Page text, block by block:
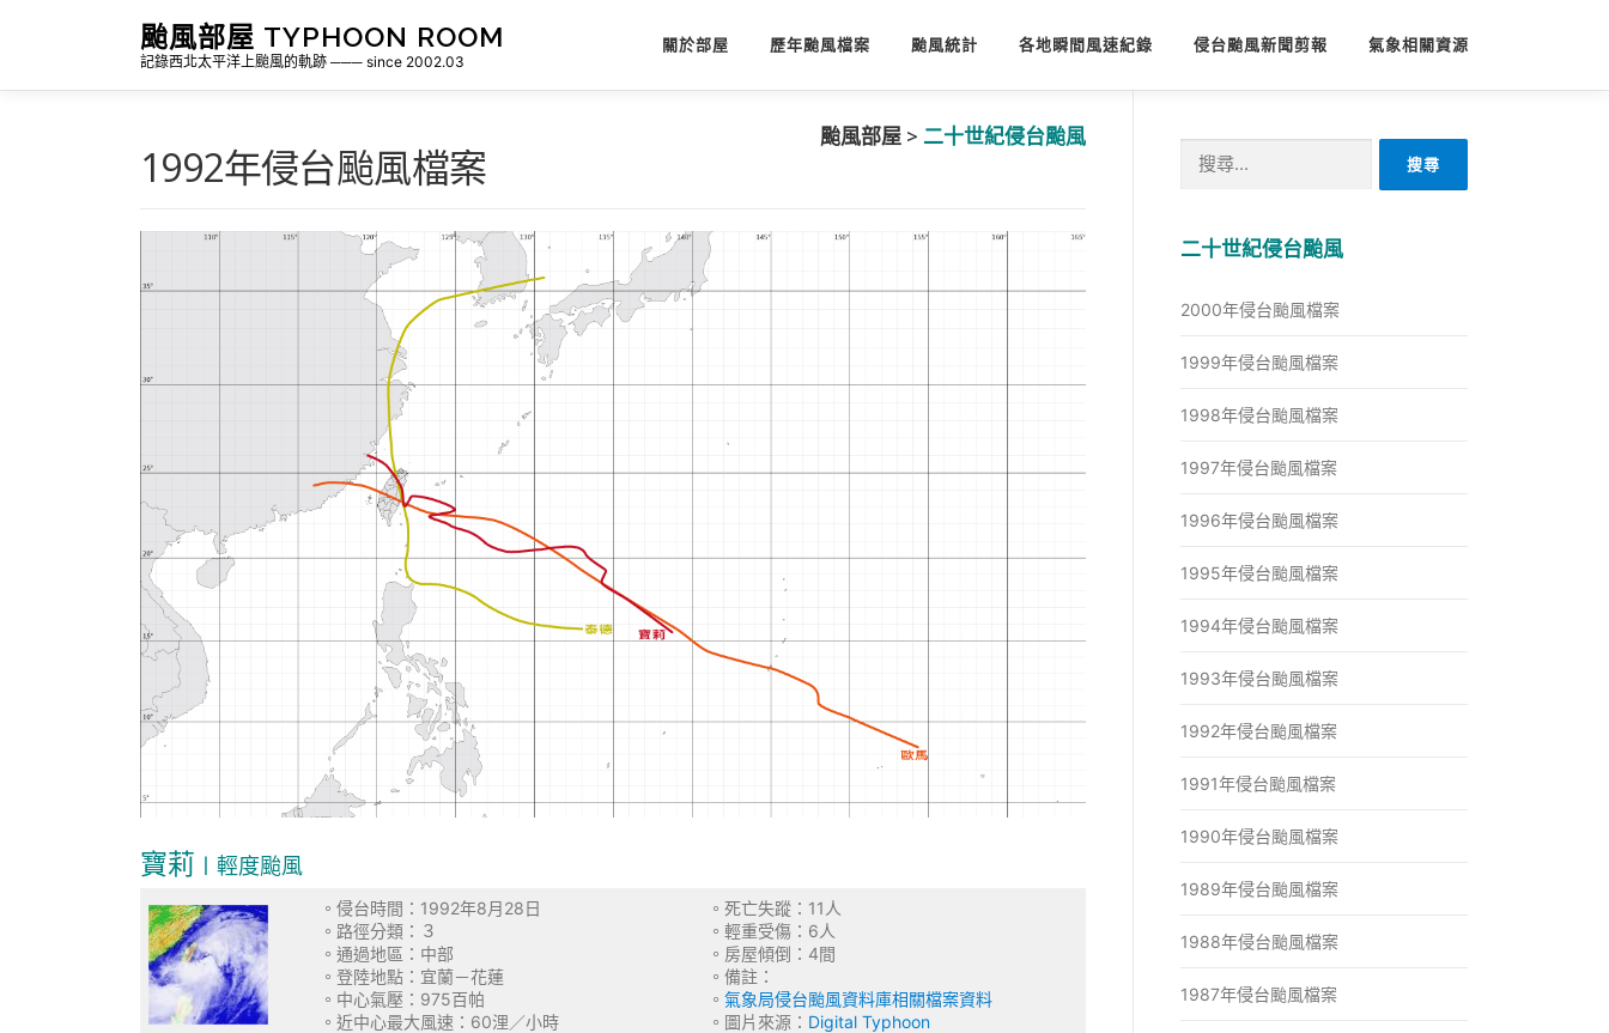
要
颱風部屋 TYPHOON ROOM
記錄西北太平洋上颱風的軌跡 ─── since 2002.03
關於部屋 歷年颱風檔案 颱風統計 各地瞬間風速紀錄 侵台颱風新聞剪報 氣象相關資源
1992年侵台颱風檔案
颱風部屋 > 二十世紀侵台颱風
寶莉 〡輕度颱風
。侵台時間：1992年8月28日
。路徑分類：３
。通過地區：中部
。登陸地點：宜蘭－花蓮
。中心氣壓：975百帕
。近中心最大風速：60浬／小時
。死亡失蹤：11人
。輕重受傷：6人
。房屋傾倒：4間
。備註：
。 氣象局侵台颱風資料庫相關檔案資料
。圖片來源： Digital Typhoon
字:
二十世紀侵台颱風
2000年侵台颱風檔案
1999年侵台颱風檔案
1998年侵台颱風檔案
1997年侵台颱風檔案
1996年侵台颱風檔案
1995年侵台颱風檔案
1994年侵台颱風檔案
1993年侵台颱風檔案
1992年侵台颱風檔案
1991年侵台颱風檔案
1990年侵台颱風檔案
1989年侵台颱風檔案
1988年侵台颱風檔案
1987年侵台颱風檔案